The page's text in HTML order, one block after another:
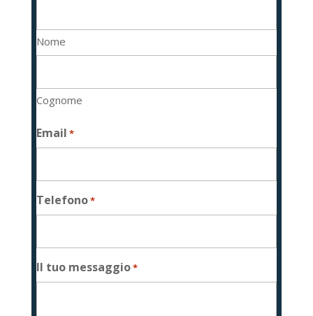
Nome
Cognome
Email *
Telefono*
Il tuo messaggio*